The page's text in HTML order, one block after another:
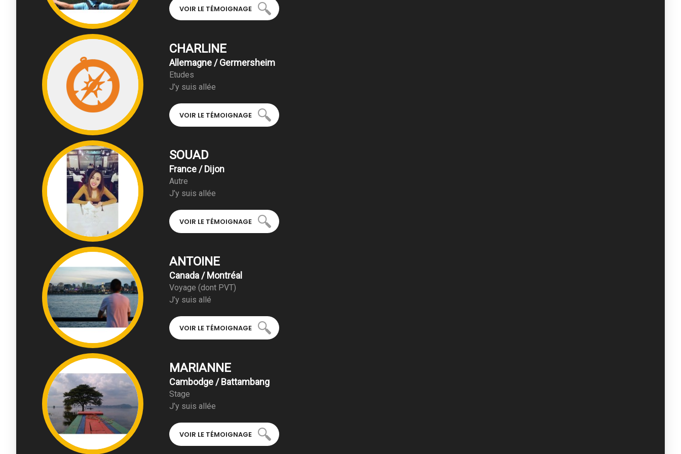
VOIR LE TÉMOIGNAGE
CHARLINE
Allemagne / Germersheim
Etudes
J’y suis allée
VOIR LE TÉMOIGNAGE
SOUAD
France / Dijon
Autre
J’y suis allée
VOIR LE TÉMOIGNAGE
ANTOINE
Canada / Montréal
Voyage (dont PVT)
J’y suis allé
VOIR LE TÉMOIGNAGE
MARIANNE
Cambodge / Battambang
Stage
J’y suis allée
VOIR LE TÉMOIGNAGE